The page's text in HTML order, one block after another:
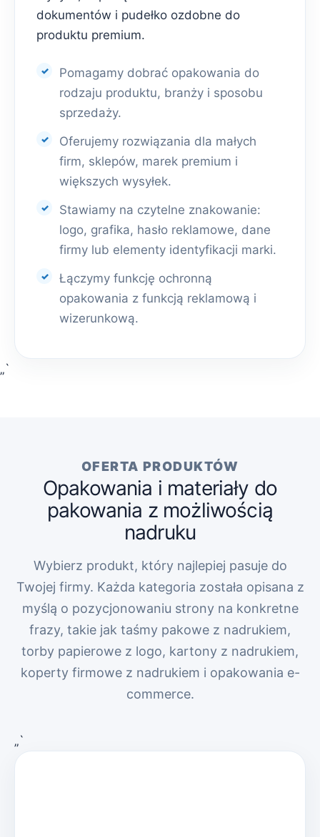
dokumentów i pudełko ozdobne do
produktu premium.
Pomagamy dobrać opakowania do
rodzaju produktu, branży i sposobu
sprzedaży.
Oferujemy rozwiązania dla małych
firm, sklepów, marek premium i
większych wysyłek.
Stawiamy na czytelne znakowanie:
logo, grafika, hasło reklamowe, dane
firmy lub elementy identyfikacji marki.
Łączymy funkcję ochronną
opakowania z funkcją reklamową i
wizerunkową.
„`
OFERTA PRODUKTÓW
Opakowania i materiały do
pakowania z możliwością
nadruku
Wybierz produkt, który najlepiej pasuje do
Twojej firmy. Każda kategoria została opisana z
myślą o pozycjonowaniu strony na konkretne
frazy, takie jak taśmy pakowe z nadrukiem,
torby papierowe z logo, kartony z nadrukiem,
koperty firmowe z nadrukiem i opakowania e-
commerce.
„`